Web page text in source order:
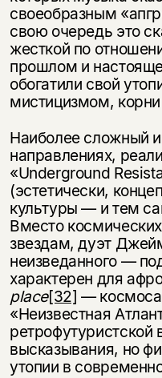
своеобразным
свою очередь это
жесткой по
прошлом и
обогатили свой
мистицизмом,
Наиболее сложный и
направлениях,
«Underground
(эстетически,
культуры — и тем
Вместо
звездам, дуэт
неизведанного —
характерен для
place[32] — космоса
«Неизвестная
ретрофутуристской
высказывания, но
утопии в